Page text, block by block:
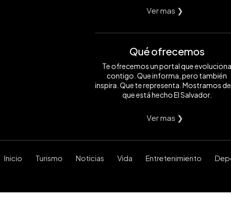
Ver mas ❯
Qué ofrecemos
Te ofrecemos un portal que evoluciona
contigo. Que informa, pero también
inspira. Que te representa. Mostramos
que está hecho El Salvador.
Ver mas ❯
Inicio Turismo Noticias Vida Entretenimiento